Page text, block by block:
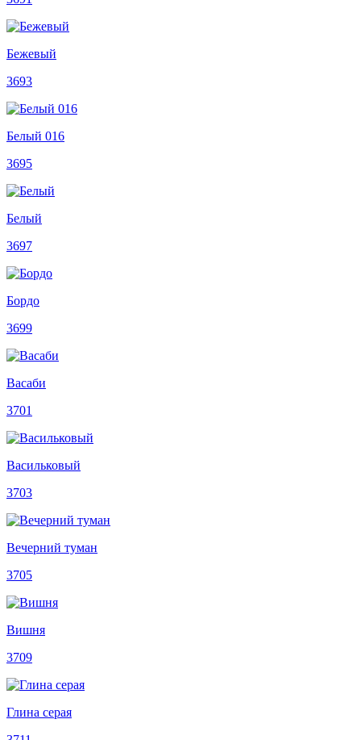
Бежевый
3693
Белый 016
3695
Белый
3697
Бордо
3699
Васаби
3701
Васильковый
3703
Вечерний туман
3705
Вишня
3709
Глина серая